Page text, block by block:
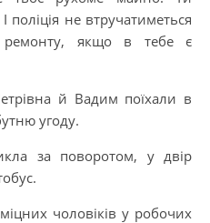
поліція не втручатиметься
якщо в тебе є
й Вадим поїхали в
угоду.
за поворотом, у двір
чоловіків у робочих